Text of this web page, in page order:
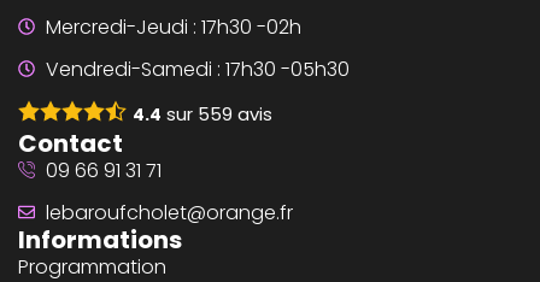
Mercredi-Jeudi : 17h30 -02h
Vendredi-Samedi : 17h30 -05h30
4.4 sur 559 avis
Contact
09 66 91 31 71
lebaroufcholet@orange.fr
Informations
Programmation